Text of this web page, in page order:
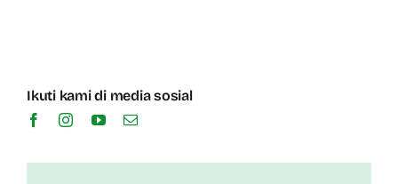
Ikuti kami di media sosial